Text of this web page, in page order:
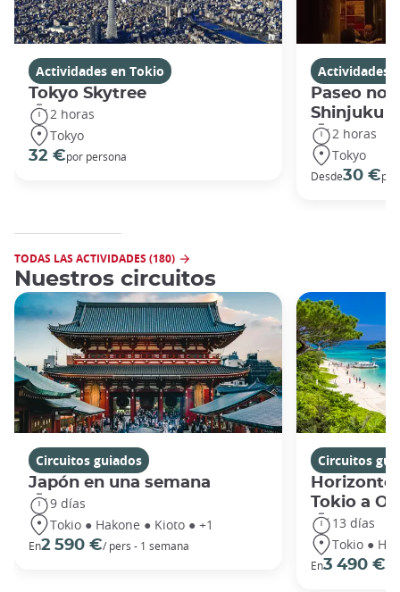
Actividades en Tokio
Tokyo Skytree
2 horas
Tokyo
32 €por persona
Actividades
Paseo
Shinjuku
2 horas
Tokyo
Desde30 €
TODAS LAS ACTIVIDADES (180)
Nuestros circuitos
Circuitos guiados
Japón en una semana
9 días
Tokio ● Hakone ● Kioto ● +1
En2 590 €/ pers - 1 semana
Circuitos
Tokio a
13 días
Tokio ●
En3 490 €